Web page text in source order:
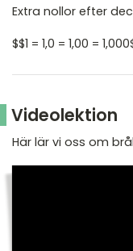
Extra nollor efter
$$1 = 1,0 = 1,00 =
Videolektion
Här lär vi oss om